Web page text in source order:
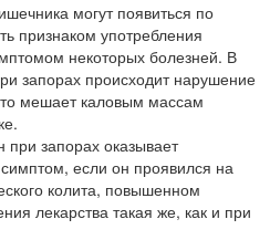
могут появиться по
признаком употребления
некоторых болезней. В
запорах происходит нарушение
мешает каловым массам
запорах оказывает
если он проявился на
колита, повышенном
лекарства такая же, как и при